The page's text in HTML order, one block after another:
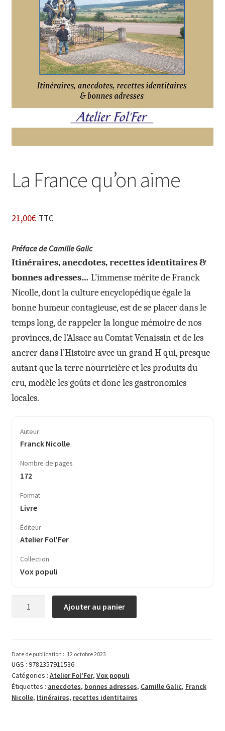
Login Customizer
Newsletter
Nous Contacter
Politique de confidentialité et cookies
Qui sommes-nous ?
Soutien à Philippe Randa
La France qu’on aime
21,00€ TTC
Préface de Camille Galic
Itinéraires, anecdotes, recettes identitaires &
bonnes adresses… L’immense mérite de Franck
Nicolle, dont la culture encyclopédique égale la
bonne humeur contagieuse, est de se placer dans le
temps long, de rappeler la longue mémoire de nos
provinces, de l’Alsace au Comtat Venaissin et de les
ancrer dans l’Histoire avec un grand H qui, presque
autant que la terre nourricière et les produits du
cru, modèle les goûts et donc les gastronomies
locales.
Auteur
Franck Nicolle
Nombre de pages
172
Format
Livre
Éditeur
Atelier Fol'Fer
Collection
Vox populi
qu’on
aime
Ajouter au panier
Date de publication : 12 octobre 2023
UGS : 9782357911536
Catégories : Atelier Fol'Fer, Vox populi
Étiquettes : anecdotes, bonnes adresses, Camille Galic, Franck
Nicolle, Itinéraires, recettes identitaires